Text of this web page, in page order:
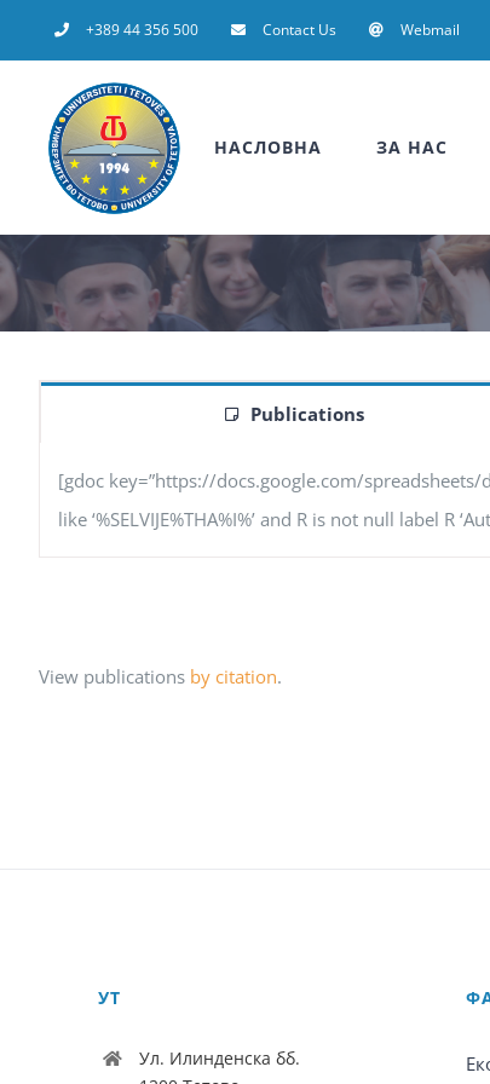
to
+389 44 356 500 Contact Us Webmail
НАСЛОВНА ЗА НАС
Publications
[gdoc key=”https://docs.google.com/spreadsheets/
like ‘%SELVIJE%THA%I%’ and R is not null label R
View publications by citation.
УТ
Ул. Илинденска бб.